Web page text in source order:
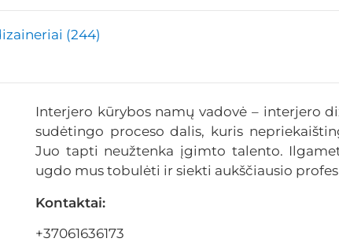
(244)
Interjero kūrybos namų vadovė – interjero
sudėtingo proceso dalis, kuris
Juo tapti neužtenka įgimto talento.
ugdo mus tobulėti ir siekti aukščiausio
Kontaktai:
+37061636173